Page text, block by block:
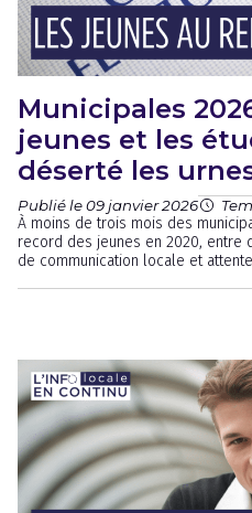
Municipales
jeunes et les
déserté les
Publié le 09 janvier 2026
À moins de trois mois des
record des jeunes en 2020, entre
de communication locale et